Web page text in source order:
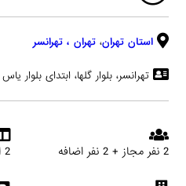
استان تهران، تهران ، تهرانسر
تهرانسر، بلوار گلها، ابتدای بلوار یاس
2 نفر مجاز + 2 نفر اضافه 2 اتاق